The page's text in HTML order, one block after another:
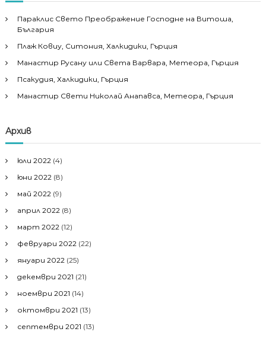
Параклис Свето Преображение Господне на Витоша,
България
Плаж Ковиу, Ситония, Халкидики, Гърция
Манастир Русану или Света Варвара, Метеора, Гърция
Псакудия, Халкидики, Гърция
Манастир Свети Николай Анапавса, Метеора, Гърция
Архив
юли 2022 (4)
юни 2022 (8)
май 2022 (9)
април 2022 (8)
март 2022 (12)
февруари 2022 (22)
януари 2022 (25)
декември 2021 (21)
ноември 2021 (14)
октомври 2021 (13)
септември 2021 (13)